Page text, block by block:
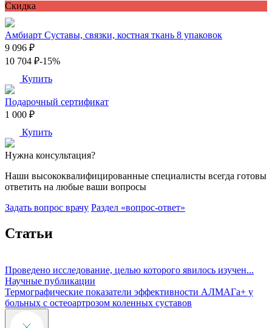
Скидкa
Амбиарт Суставы, связки, костная ткань 8 упаковок
9 096 ₽
10 704 ₽-15%
Купить
Подарочный сертификат
1 000 ₽
Купить
Нужна консультация?
Наши высококвалифицированные специалисты всегда готовы
ответить на любые ваши вопросы
Задать вопрос врачу Раздел «вопрос-ответ»
Статьи
Проведено исследование, целью которого явилось изучен...
Научные публикации
Термографические показатели эффективности АЛМАГа+ у
больных с остеоартрозом коленных суставов